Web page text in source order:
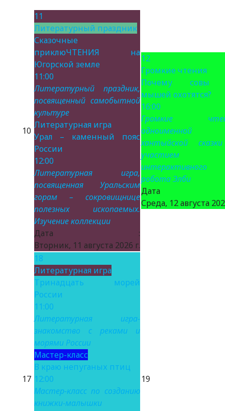
10
11
Литературный праздник
Сказочные
приклюЧТЕНИЯ на
Югорской земле
11:00
Литературный праздник,
посвященный самобытной
культуре
Литературная игра
Урал – каменный пояс
России
12:00
Литературная игра,
посвященная Уральским
горам – сокровищнице
полезных ископаемых.
Изучение коллекции
Дата :
Вторник, 11 августа 2026 г.
12
Громкие чтения
Почему совы
мышей охотятся?
16:00
Громкие
одноименной
хантыйской
участием
интерактивного
робота Элби
Дата
Среда, 12 августа
17
18
Литературная игра
Тринадцать морей
России
11:00
Литературная игра-
знакомство с реками и
морями России
Мастер-класс
В краю непуганых птиц
12:00
Мастер-класс по созданию
книжки-малышки
19